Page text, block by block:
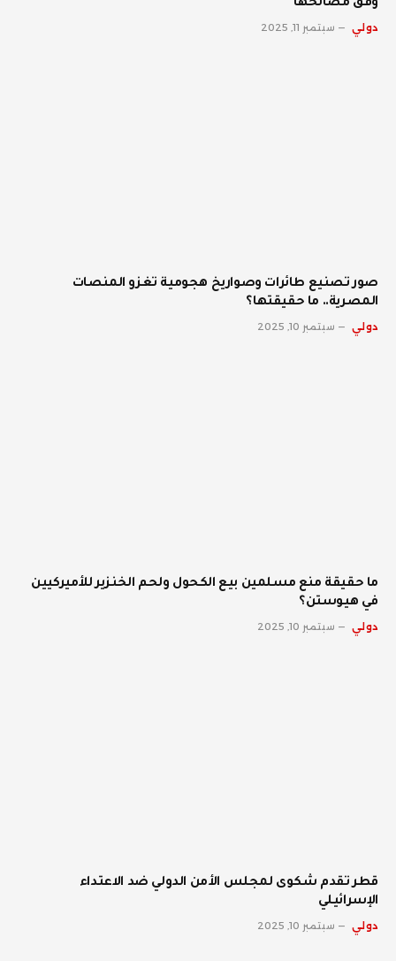
وفق مصالحها
دولي سبتمبر 11, 2025
صور تصنيع طائرات وصواريخ هجومية تغزو المنصات
المصرية.. ما حقيقتها؟
دولي سبتمبر 10, 2025
ما حقيقة منع مسلمين بيع الكحول ولحم الخنزير للأميركيين
في هيوستن؟
دولي سبتمبر 10, 2025
قطر تقدم شكوى لمجلس الأمن الدولي ضد الاعتداء
الإسرائيلي
دولي سبتمبر 10, 2025